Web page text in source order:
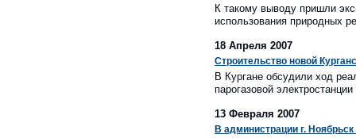
К такому выводу пришли
использования природных
18 Апреля 2007
Строительство новой
В Кургане обсудили ход
парогазовой
13 Февраля 2007
В администрации г.